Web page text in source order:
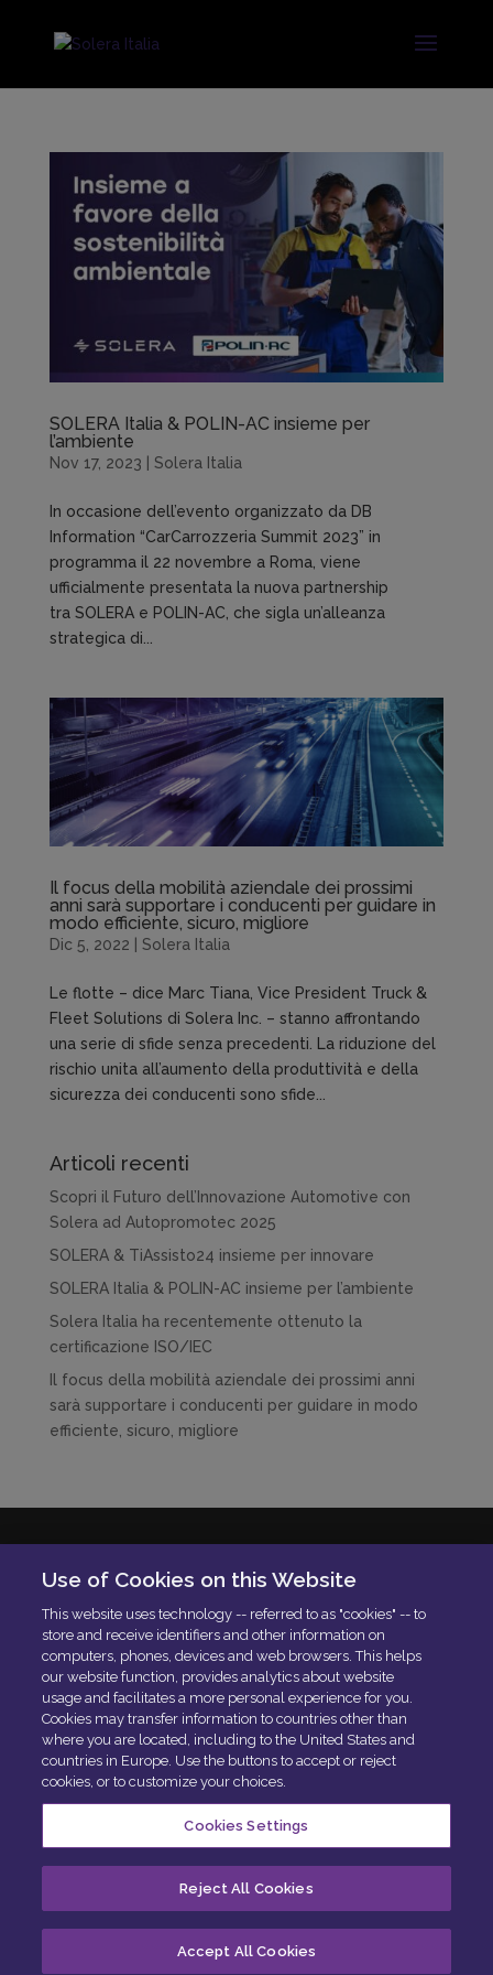
SOLERA Italia & POLIN-AC insieme per
l’ambiente
Nov 17, 2023 Solera Italia
In occasione dell’evento organizzato da DB
Information “CarCarrozzeria Summit 2023” in
programma il 22 novembre a Roma, viene
ufficialmente presentata la nuova partnership
tra SOLERA e POLIN-AC, che sigla un’alleanza
strategica di...
Il focus della mobilità aziendale dei prossimi
anni sarà supportare i conducenti per guidare in
modo efficiente, sicuro, migliore
Dic 5, 2022 Solera Italia
Le flotte – dice Marc Tiana, Vice President Truck &
Fleet Solutions di Solera Inc. – stanno affrontando
una serie di sfide senza precedenti. La riduzione del
rischio unita all’aumento della produttività e della
sicurezza dei conducenti sono sfide...
Articoli recenti
Scopri il Futuro dell’Innovazione Automotive con
Solera ad Autopromotec 2025
SOLERA & TiAssisto24 insieme per innovare
SOLERA Italia & POLIN-AC insieme per l’ambiente
Solera Italia ha recentemente ottenuto la
certificazione ISO/IEC
Il focus della mobilità aziendale dei prossimi anni
sarà supportare i conducenti per guidare in modo
efficiente, sicuro, migliore
N. Iscrizione ROC 42840
Delibera AGCOM:DELIBERA AGCOM
Codice di condotta aziendale
PEC:[email protected]
Centro privacy
Politica sui cookie
Cookie Preferences
Use of Cookies on this Website
This website uses technology -- referred to as "cookies" -- to
store and receive identifiers and other information on
computers, phones, devices and web browsers. This helps
our website function, provides analytics about website
usage and facilitates a more personal experience for you.
Cookies may transfer information to countries other than
where you are located, including to the United States and
countries in Europe. Use the buttons to accept or reject
cookies, or to customize your choices.
Cookies Settings
Reject All Cookies
Accept All Cookies